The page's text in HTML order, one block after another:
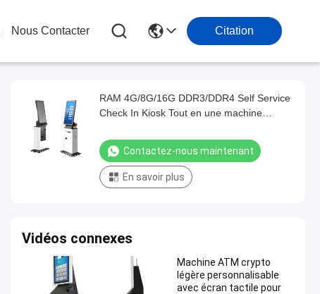
Nous Contacter Citation
RAM 4G/8G/16G DDR3/DDR4 Self Service
Check In Kiosk Tout en une machine
de 5 ms
Contactez-nous maintenant
En savoir plus
Vidéos connexes
Machine ATM crypto
légère personnalisable
avec écran tactile pour